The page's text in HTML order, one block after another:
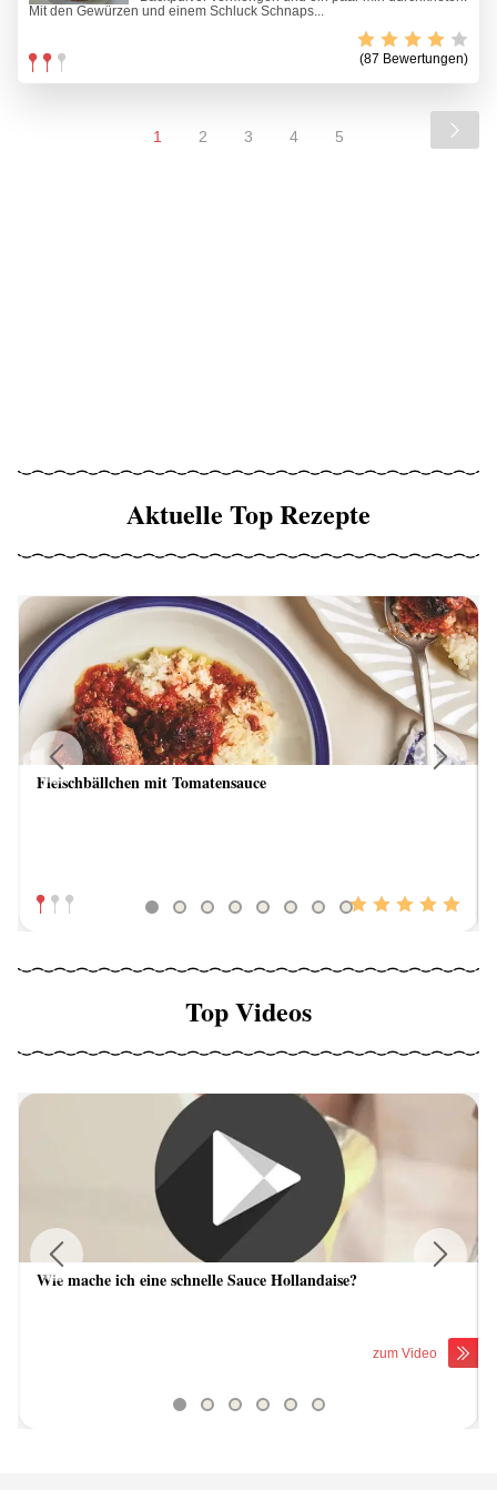
Mit den Gewürzen und einem Schluck Schnaps...
(87 Bewertungen)
1 2 3 4 5
Aktuelle Top Rezepte
Fleischbällchen mit Tomatensauce
Previous
Top Videos
Wie mache ich eine schnelle Sauce Hollandaise?
zum Video
Previous